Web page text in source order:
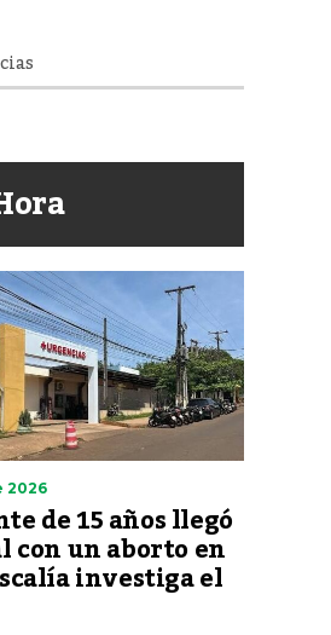
2026
de 15 años llegó
con un aborto en
investiga el